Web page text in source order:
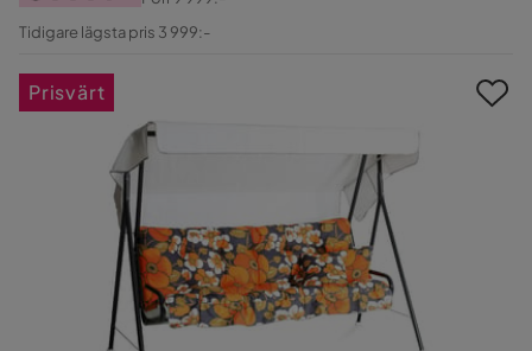
Pris
Original
Tidigare lägsta pris 3 999:-
Prisvärt